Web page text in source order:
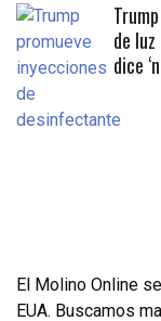
de
dice
El Molino Online
EUA. Buscamos